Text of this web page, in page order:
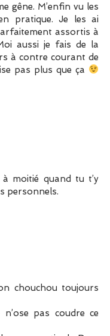
gêne. M’enfin vu les
pratique. Je les ai
assortis à
aussi je fais de la
à contre courant de
pas plus que ça
moitié quand tu t’y
personnels.
chouchou toujours
pas coudre ce